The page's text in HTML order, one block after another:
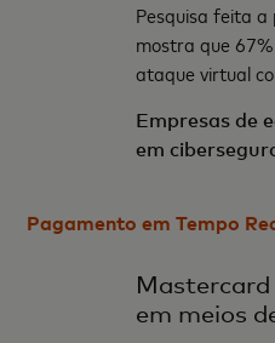
Pesquisa feita
mostra que
ataque virtual
Empresas de
em
Pagamento em Tempo
em meios